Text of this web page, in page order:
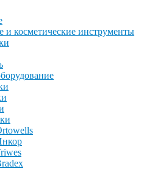
косметические инструменты